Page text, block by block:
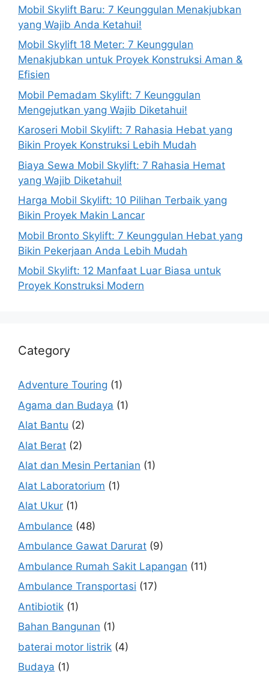
Mobil Skylift Baru: 7 Keunggulan Menakjubkan
yang Wajib Anda Ketahui!
Mobil Skylift 18 Meter: 7 Keunggulan
Menakjubkan untuk Proyek Konstruksi Aman &
Efisien
Mobil Pemadam Skylift: 7 Keunggulan
Mengejutkan yang Wajib Diketahui!
Karoseri Mobil Skylift: 7 Rahasia Hebat yang
Bikin Proyek Konstruksi Lebih Mudah
Biaya Sewa Mobil Skylift: 7 Rahasia Hemat
yang Wajib Diketahui!
Harga Mobil Skylift: 10 Pilihan Terbaik yang
Bikin Proyek Makin Lancar
Mobil Bronto Skylift: 7 Keunggulan Hebat yang
Bikin Pekerjaan Anda Lebih Mudah
Mobil Skylift: 12 Manfaat Luar Biasa untuk
Proyek Konstruksi Modern
Category
Adventure Touring (1)
Agama dan Budaya (1)
Alat Bantu (2)
Alat Berat (2)
Alat dan Mesin Pertanian (1)
Alat Laboratorium (1)
Alat Ukur (1)
Ambulance (48)
Ambulance Gawat Darurat (9)
Ambulance Rumah Sakit Lapangan (11)
Ambulance Transportasi (17)
Antibiotik (1)
Bahan Bangunan (1)
baterai motor listrik (4)
Budaya (1)